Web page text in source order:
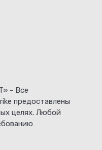
- Все
предоставлены
целях. Любой